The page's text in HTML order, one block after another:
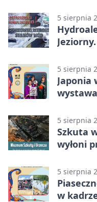
5 sierpnia
5 sierpnia
Japonia
5 sierpnia
Szkuta
wyłoni
5 sierpnia
w